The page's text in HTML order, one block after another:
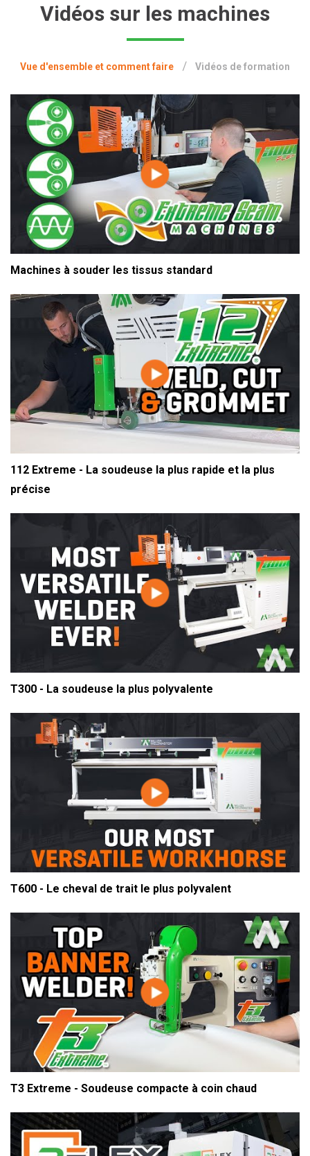
Vidéos sur les machines
Vue d'ensemble et comment faire Vidéos de formation
Machines à souder les tissus standard
112 Extreme - La soudeuse la plus rapide et la plus
précise
T300 - La soudeuse la plus polyvalente
T600 - Le cheval de trait le plus polyvalent
T3 Extreme - Soudeuse compacte à coin chaud